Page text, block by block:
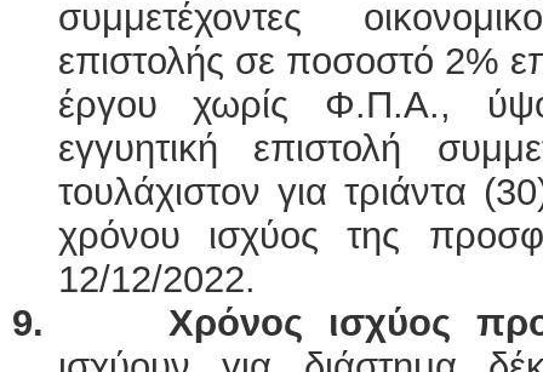
συμμετέχοντες
επιστολής σε ποσοστό 2%
έργου χωρίς Φ.Π.Α.,
εγγυητική επιστολή
τουλάχιστον για τριάντα
χρόνου ισχύος της
12/12/2022.
9. Χρόνος ισχύος